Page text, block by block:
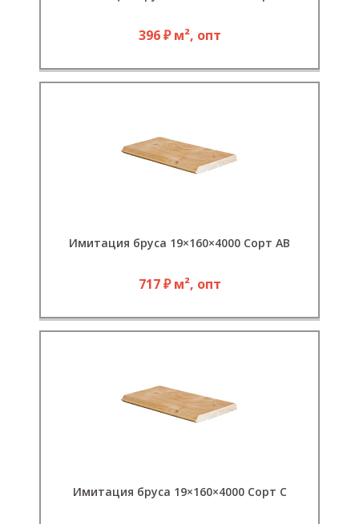
396 ₽ м², опт
Имитация бруса 19×160×4000 Сорт АВ
717 ₽ м², опт
Имитация бруса 19×160×4000 Сорт С